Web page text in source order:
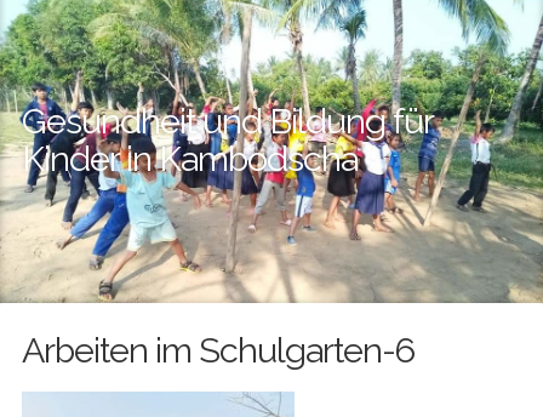
Gesundheit und Bildung für
Kinder in Kambodscha
Arbeiten im Schulgarten-6